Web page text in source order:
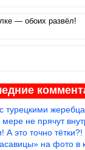
— обоих развёл!
турецкими
не прячут внутренее
точно тётки?!
на фото в